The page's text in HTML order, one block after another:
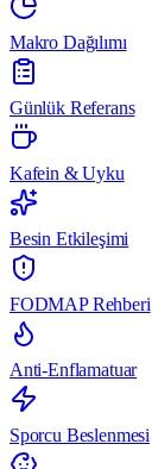
Makro Dağılımı
Günlük Referans
Kafein & Uyku
Besin Etkileşimi
FODMAP Rehberi
Anti-Enflamatuar
Sporcu Beslenmesi